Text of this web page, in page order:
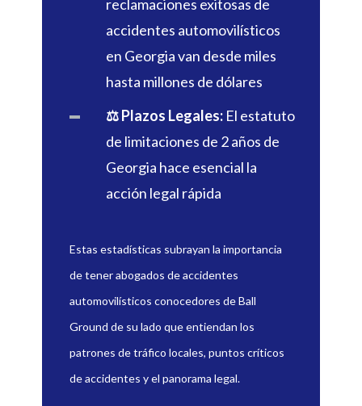
reclamaciones exitosas de
accidentes automovilísticos
en Georgia van desde miles
hasta millones de dólares
⚖️ Plazos Legales: El estatuto
de limitaciones de 2 años de
Georgia hace esencial la
acción legal rápida
Estas estadísticas subrayan la importancia
de tener abogados de accidentes
automovilísticos conocedores de Ball
Ground de su lado que entiendan los
patrones de tráfico locales, puntos críticos
de accidentes y el panorama legal.